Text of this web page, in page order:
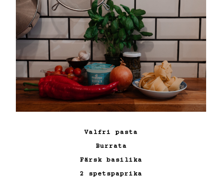
Valfri pasta
Burrata
Färsk basilika
2 spetspaprika